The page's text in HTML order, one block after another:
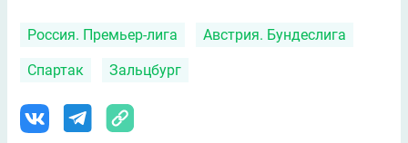
Россия. Премьер-лига Австрия. Бундеслига
Спартак Зальцбург